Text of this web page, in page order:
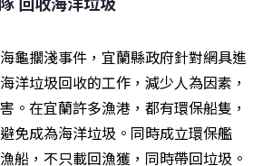
龜擱淺事件，宜蘭縣政府針對網具進
洋垃圾回收的工作，減少人為因素，
。在宜蘭許多漁港，都有環保船隻，
免成為海洋垃圾。同時成立環保艦
船，不只載回漁獲，同時帶回垃圾。